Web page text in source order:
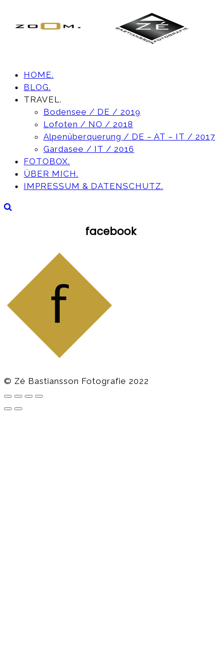
HOME.
BLOG.
TRAVEL.
Bodensee / DE / 2019
Lofoten / NO / 2018
Alpenüberquerung / DE – AT – IT / 2017
Gardasee / IT / 2016
FOTOBOX.
ÜBER MICH.
IMPRESSUM & DATENSCHUTZ.
facebook
© Zé Bastiansson Fotografie 2022